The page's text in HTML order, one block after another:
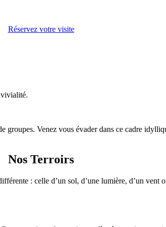
Réservez votre visite
Venez vous évader dans ce cadre
Nos Terroirs
: celle d’un sol, d’une lumière, d’un vent